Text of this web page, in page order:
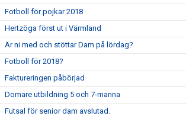
Fotboll för pojkar 2018
Hertzöga först ut i Värmland
Är ni med och stöttar Dam på lördag?
Fotboll för 2018?
Faktureringen påbörjad
Domare utbildning 5 och 7-manna
Futsal för senior dam avslutad.